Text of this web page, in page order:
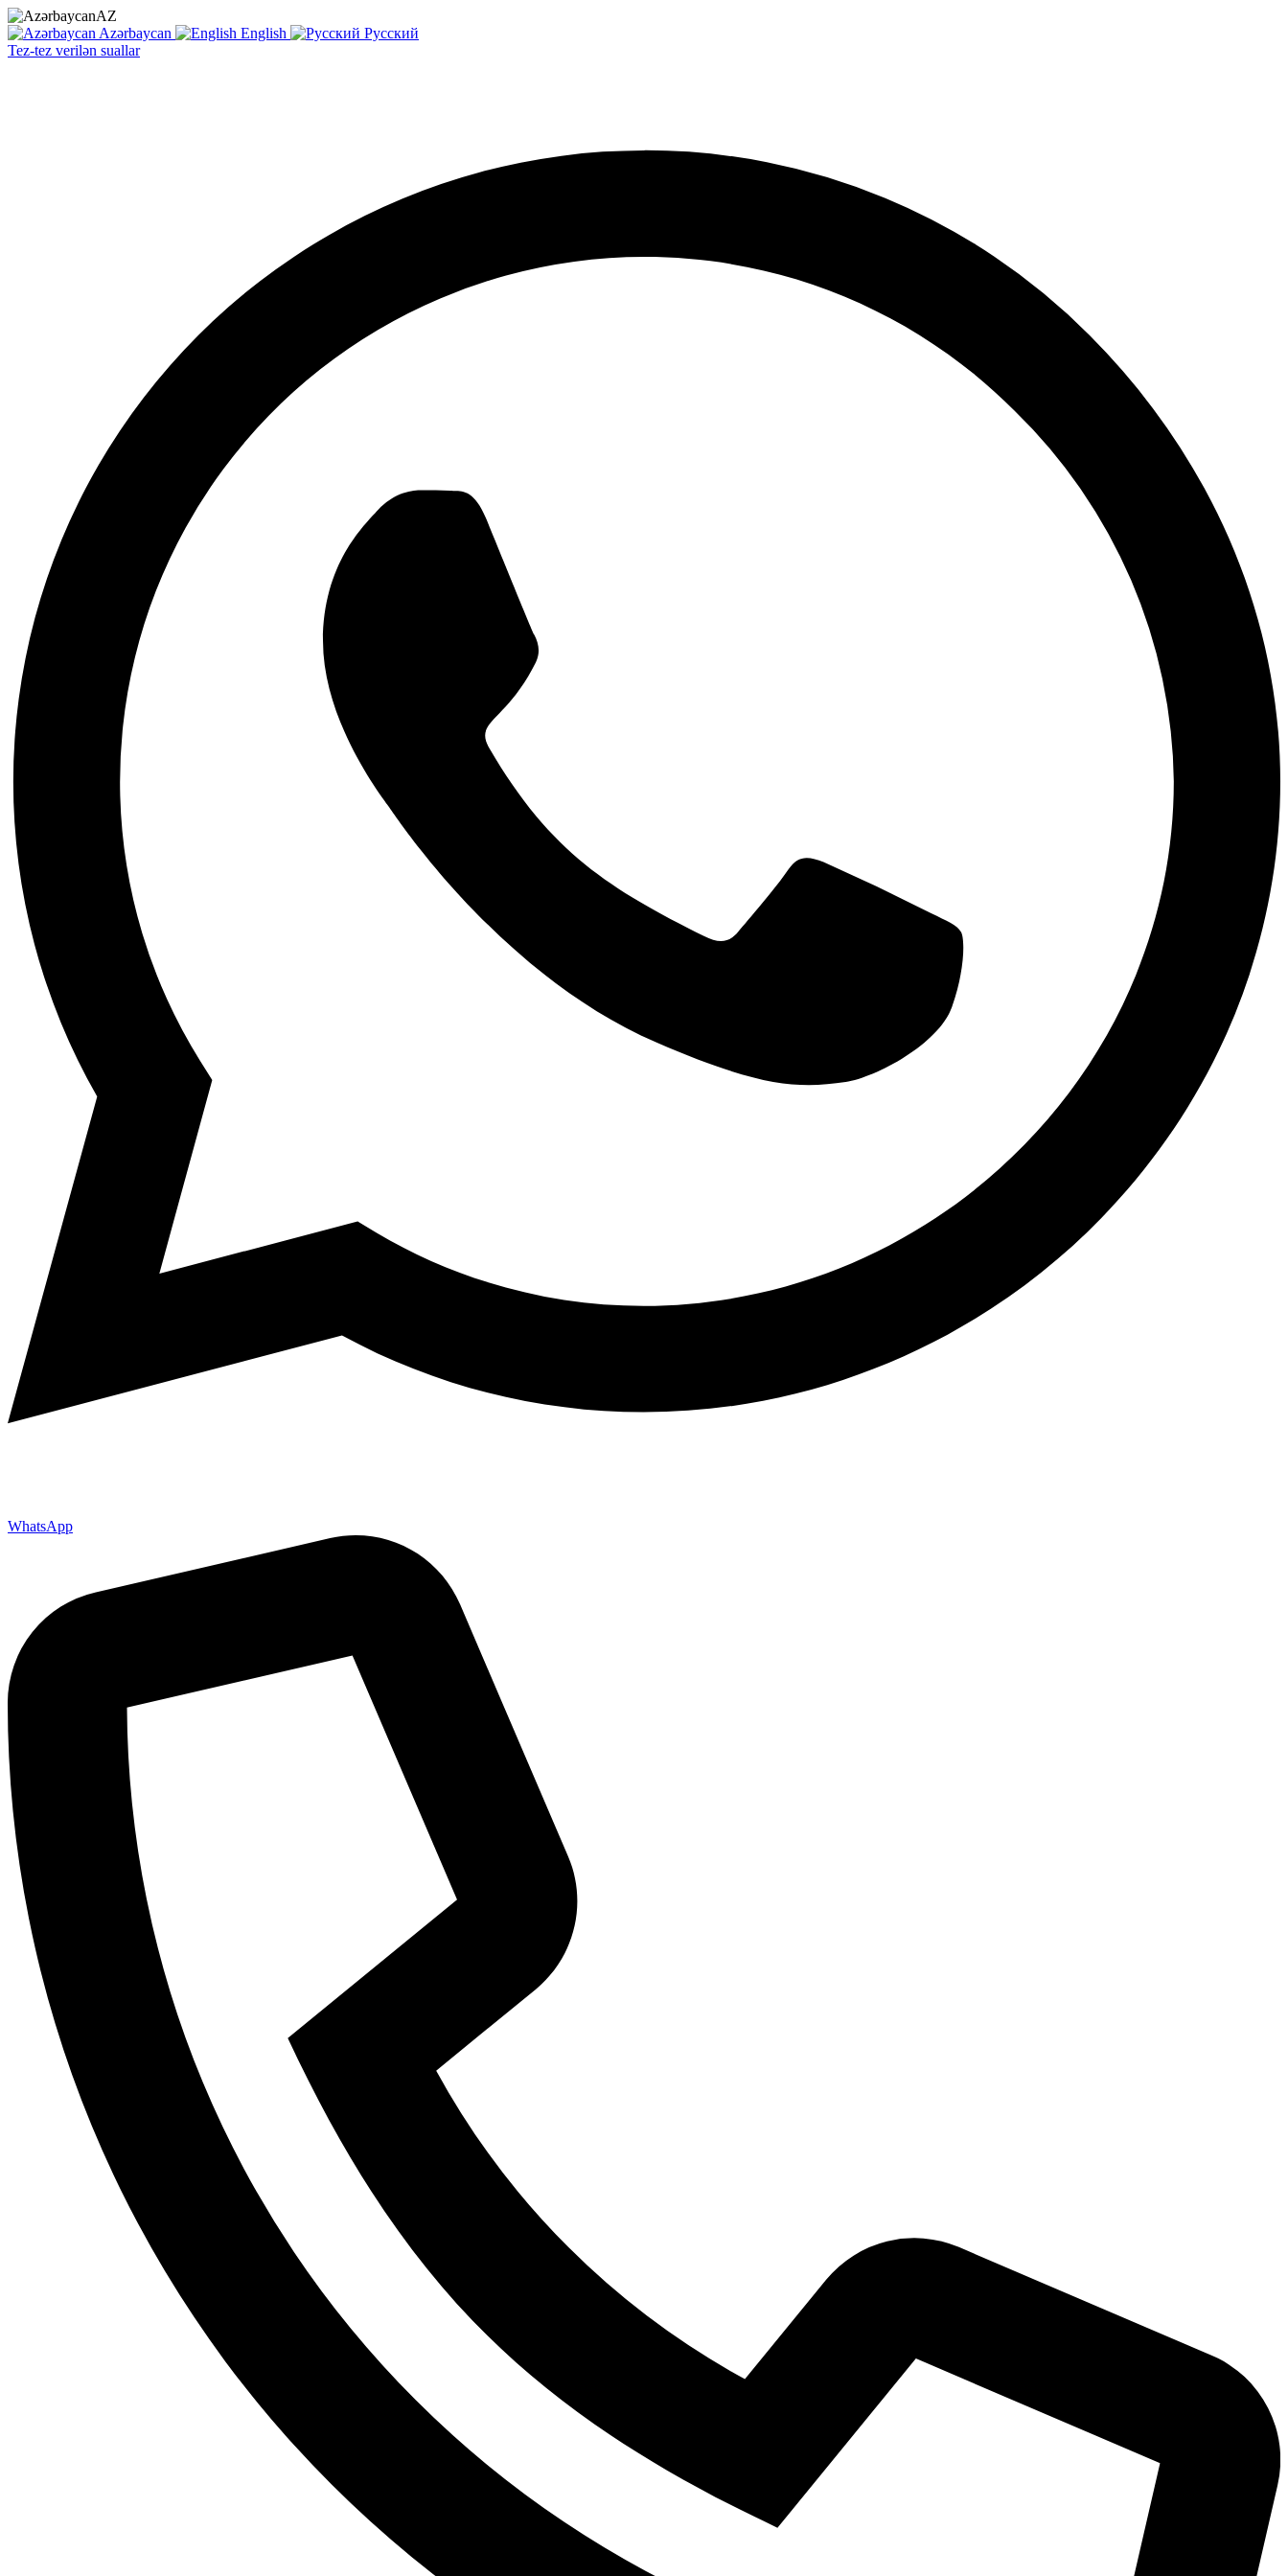
AZ
Azərbaycan
English
Русский
Tez-tez verilən suallar
WhatsApp